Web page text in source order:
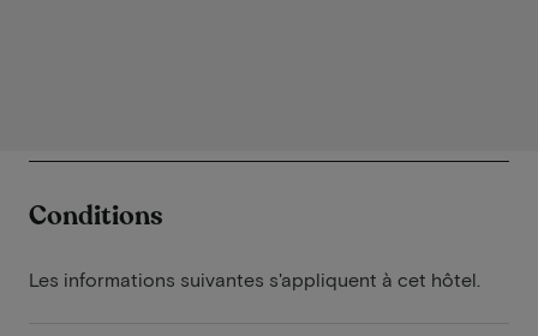
Conditions
Les informations suivantes s'appliquent à cet hôtel.